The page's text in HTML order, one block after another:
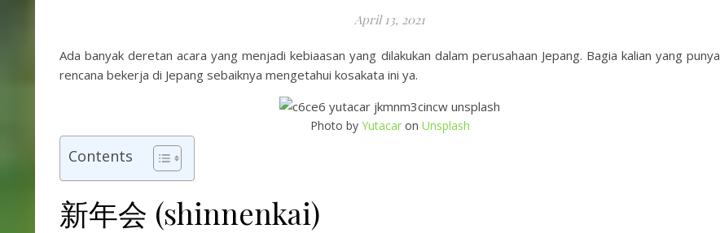
April 13, 2021
Ada banyak deretan acara yang menjadi kebiaasan yang dilakukan dalam perusahaan Jepang. Bagia kalian yang punya
rencana bekerja di Jepang sebaiknya mengetahui kosakata ini ya.
Photo by Yutacaron Unsplash
Contents
新年会 (shinnenkai)